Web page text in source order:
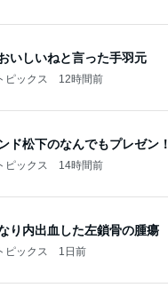
いしいねと言った手羽元
ピックス 12時間前
ド松下のなんでもプレゼン！
ピックス 14時間前
り内出血した左鎖骨の腫瘍
ピックス 1日前